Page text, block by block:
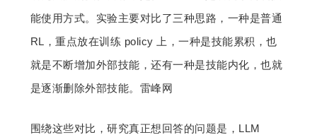
能使用方式。实验主要对比了三种思路，一种是普通
RL，重点放在训练 policy 上，一种是技能累积，也
就是不断增加外部技能，还有一种是技能内化，也就
是逐渐删除外部技能。雷峰网
围绕这些对比，研究真正想回答的问题是，LLM